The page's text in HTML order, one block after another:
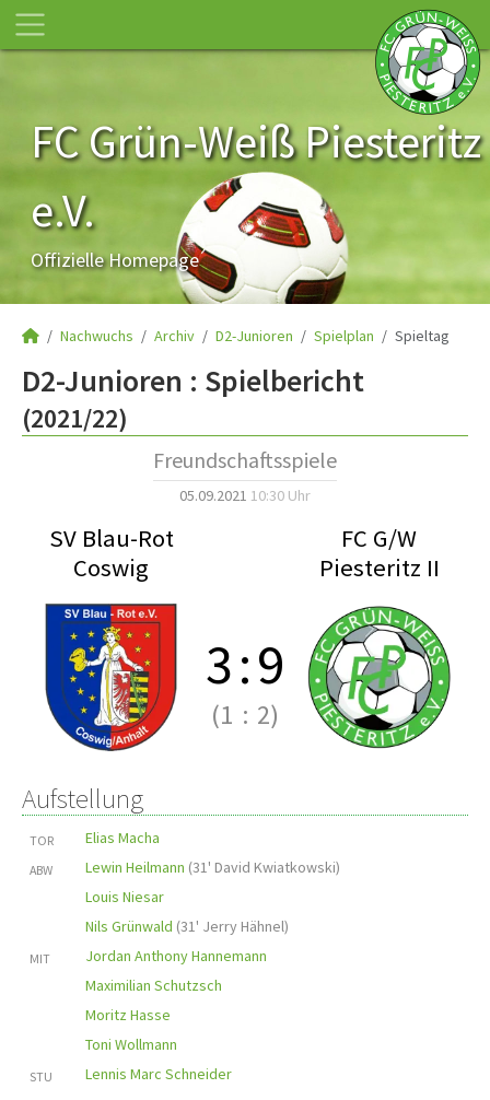
FC Grün-Weiß Piesteritz
e.V.
Offizielle Homepage
Nachwuchs Archiv D2-Junioren Spielplan Spieltag
D2-Junioren : Spielbericht
(2021/22)
Freundschaftsspiele
05.09.2021 10:30 Uhr
SV Blau-Rot
Coswig
FC G/W
Piesteritz II
3:9
(1 : 2)
Aufstellung
TOR Elias Macha
ABW Lewin Heilmann (31' David Kwiatkowski)
Louis Niesar
Nils Grünwald (31' Jerry Hähnel)
MIT
Jordan Anthony Hannemann
Maximilian Schutzsch
Moritz Hasse
Toni Wollmann
STU
Lennis Marc Schneider